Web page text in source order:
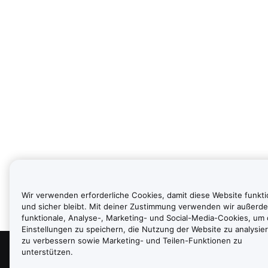
Über uns
Wir verwenden erforderliche Cookies, damit diese Website
und sicher bleibt. Mit deiner Zustimmung verwenden wir
funktionale, Analyse-, Marketing- und Social-Media-Cookies, um
Einstellungen zu speichern, die Nutzung der Website zu
zu verbessern sowie Marketing- und Teilen-Funktionen zu
unterstützen.